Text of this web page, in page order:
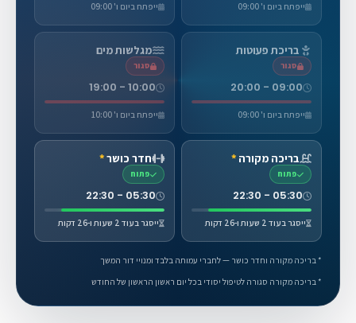
ייפתח ביום ו' 09:00 ייפתח ביום ו' 09:00
בריכת פעוטות
סגור
09:00 - 20:00
ייפתח ביום ו' 09:00
מגלשות מים
סגור
10:00 - 19:00
ייפתח ביום ו' 10:00
בריכה מקורה *
פתוח
05:30 - 22:30
ייסגר בעוד 2 שעות ו-26 דקות
חדר כושר*
פתוח
05:30 - 22:30
ייסגר בעוד 2 שעות ו-26 דקות
* בריכה מקורה וחדר כושר — לחברי עמותה בלבד ומנויי דור המשך
* בריכה מקורה סגורה לטיפול יסודי בכל יום ראשון הראשון של החודש